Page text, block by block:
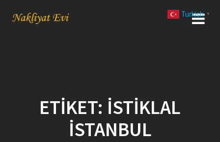
ETIKET: İSTIKLAL
İSTANBUL
Turkish ▼